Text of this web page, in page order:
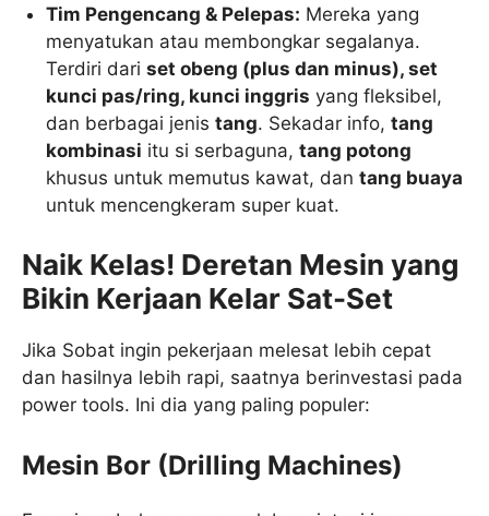
Tim Pengencang & Pelepas: Mereka yang
menyatukan atau membongkar segalanya.
Terdiri dariset obeng (plus dan minus), set
kunci pas/ring, kunci inggris yang fleksibel,
dan berbagai jenistang. Sekadar info,tang
kombinasi itu si serbaguna,tang potong
khusus untuk memutus kawat, dantang buaya
untuk mencengkeram super kuat.
Naik Kelas! Deretan Mesin yang
Bikin Kerjaan Kelar Sat-Set
Jika Sobat ingin pekerjaan melesat lebih cepat
dan hasilnya lebih rapi, saatnya berinvestasi pada
power tools. Ini dia yang paling populer:
Mesin Bor (Drilling Machines)